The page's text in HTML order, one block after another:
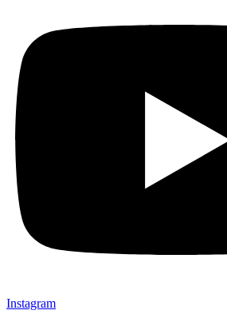
Instagram